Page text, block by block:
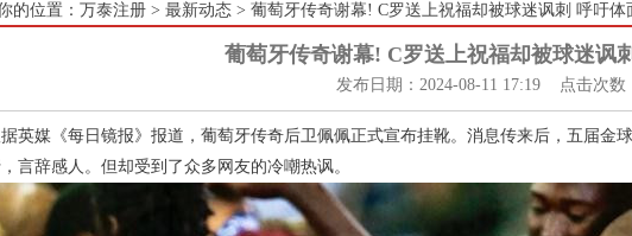
的位置： 万泰注册 > 最新动态 > 葡萄牙传奇谢幕! C罗送上祝福却被球迷讽刺 呼吁体
葡萄牙传奇谢幕! C罗送上祝福却被球迷讽
发布日期：2024-08-11 17:19 点击次数
英媒《每日镜报》报道，葡萄牙传奇后卫佩佩正式宣布挂靴。消息传来后，五届金
言辞感人。但却受到了众多网友的冷嘲热讽。